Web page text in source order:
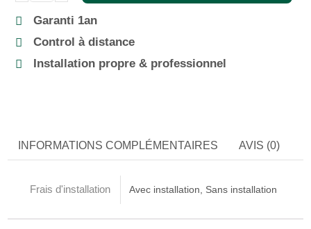
Garanti 1an
Control à distance
Installation propre & professionnel
INFORMATIONS COMPLÉMENTAIRES AVIS (0)
Frais d'installation Avec installation, Sans installation